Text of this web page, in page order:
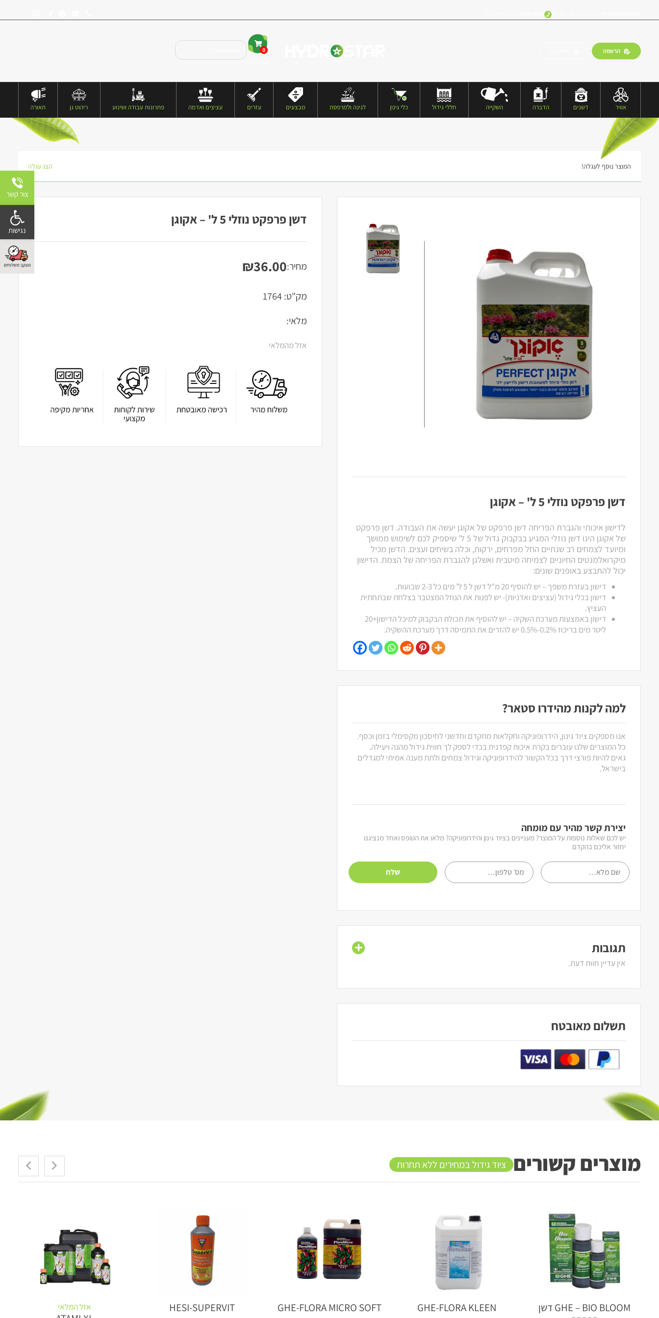
הרשמה 0
אוויר דשנים הדברה השקייה חללי גידול כלי גינון לגינה ולמרפסת מבצעים עזרים עציצים ואדמה פתרונות עבודה ושינוע ריהוט גן תאורה
המוצר נוסף לעגלה! הצג עגלה
דשן פרפקט נוזלי 5 ל' – אקוגן
לדישון איכותי והגברת הפריחה דשן פרפקט של אקוגן יעשה את העבודה. דשן פרפקט
של אקוגן הינו דשן נוזלי המגיע בבקבוק גדול של 5 ל' שיספיק לכם לשימוש ממושך
ומיועד לצמחים רב שנתיים החל מפרחים, ירקות, וכלה בשיחים ועצים. הדשן מכיל
מיקרואלמנטים החיוניים לצמיחה מיטבית ואשלגן להגברת הפריחה של הצמח. הדישון
יכול להתבצע באופנים שונים:
דישון בעזרת משפך – יש להוסיף 20 מ"ל דשן ל 5 ל' מים כל 2-3 שבועות.
דישון בכלי גידול (עציצים ואדניות)- יש לפנות את הנוזל המצטבר בצלחת שבתחתית
העציץ.
דישון באמצעות מערכת השקיה – יש להוסיף את תכולת הבקבוק למיכל הדישון+20
ליטר מים בריכוז 0.2%-0.5% יש להזרים את התמיסה דרך מערכת ההשקיה.
למה לקנות מהידרו סטאר?
אנו מספקים ציוד גינון, הידרופוניקה וחקלאות מתקדם וחדשני לחיסכון מקסימלי בזמן וכסף.
כל המוצרים שלנו עוברים בקרת איכות קפדנית בכדי לספק לך חווית גידול מהנה ויעילה.
גאים להיות פורצי דרך בכל הקשור להידרופוניקה וגידול צמחים ולתת מענה אמיתי למגדלים
בישראל.
יצירת קשר מהיר עם מומחה
יש לכם שאלות נוספות על המוצר? מעניינים בציוד גינון והידרופוניקה? מלאו את הטופס ואחד מנציגנו
יחזור אליכם בהקדם
תגובות
אין עדיין חוות דעת.
תשלום מאובטח
דשן פרפקט נוזלי 5 ל' – אקוגן
מחיר: ₪36.00
מק"ט:1764
מלאי:
אזל מהמלאי
מוצרים קשורים ציוד גידול במחירים ללא תחרות
GHE – BIO BLOOM דשן
GHE-FLORA KLEEN
20%
GHE-FLORA MICRO SOFT
HESI-SUPERVIT אזל המלאי
צור קשר
פתח